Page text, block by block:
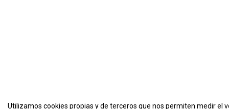
Utilizamos cookies propias y de terceros que nos permiten medir el